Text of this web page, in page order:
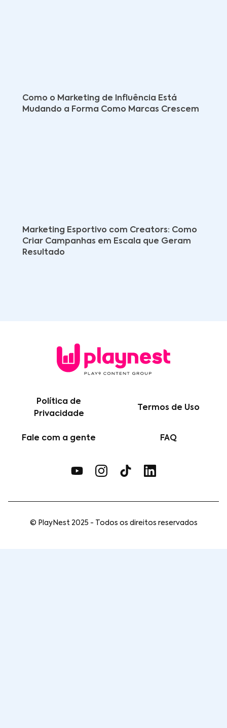
Como o Marketing de Influência Está
Mudando a Forma Como Marcas Crescem
Marketing Esportivo com Creators: Como
Criar Campanhas em Escala que Geram
Resultado
Política de
Privacidade
Termos de Uso
Fale com a gente FAQ
© PlayNest 2025 - Todos os direitos reservados